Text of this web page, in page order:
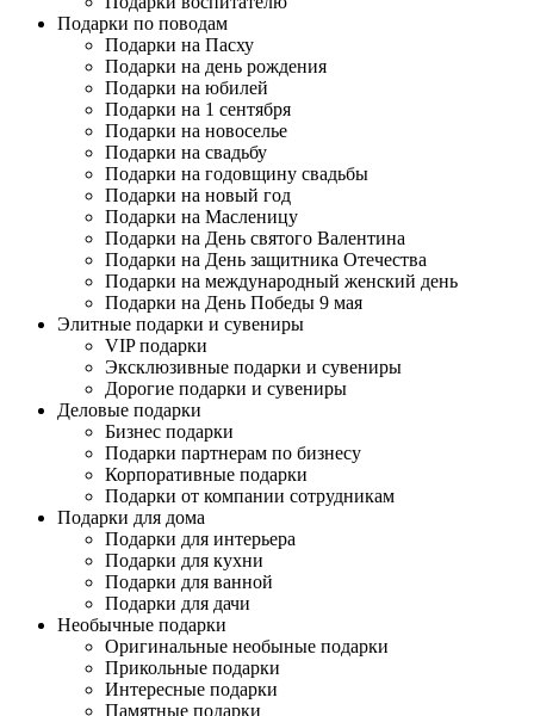
Подарки по поводам
Подарки на Пасху
Подарки на день рождения
Подарки на юбилей
Подарки на 1 сентября
Подарки на новоселье
Подарки на свадьбу
Подарки на годовщину свадьбы
Подарки на новый год
Подарки на Масленицу
Подарки на День святого Валентина
Подарки на День защитника Отечества
Подарки на международный женский день
Подарки на День Победы 9 мая
Элитные подарки и сувениры
VIP подарки
Эксклюзивные подарки и сувениры
Дорогие подарки и сувениры
Деловые подарки
Бизнес подарки
Подарки партнерам по бизнесу
Корпоративные подарки
Подарки от компании сотрудникам
Подарки для дома
Подарки для интерьера
Подарки для кухни
Подарки для ванной
Подарки для дачи
Необычные подарки
Оригинальные необыные подарки
Прикольные подарки
Интересные подарки
Памятные подарки